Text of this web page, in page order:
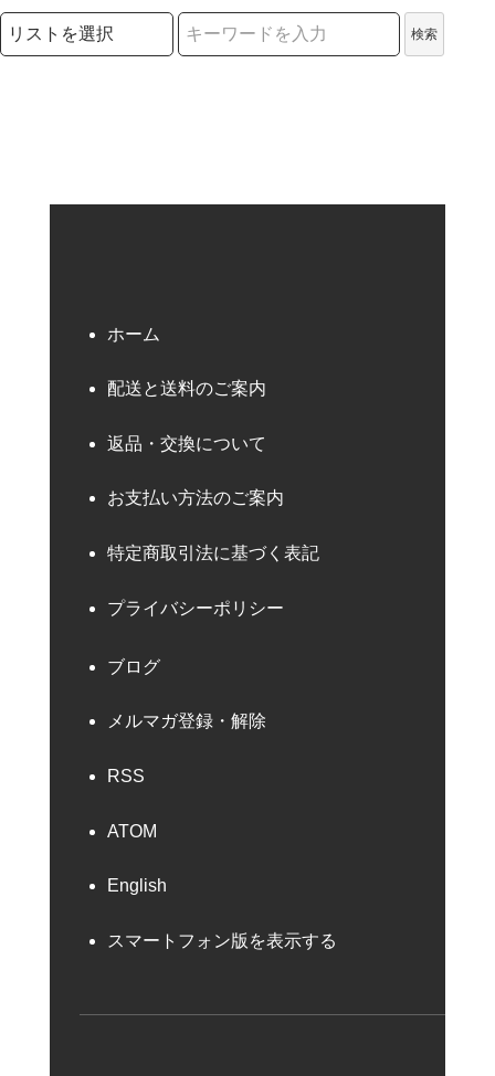
検索リストの選択
検索
ホーム
配送と送料のご案内
返品・交換について
お支払い方法のご案内
特定商取引法に基づく表記
プライバシーポリシー
ブログ
メルマガ登録・解除
RSS
ATOM
English
スマートフォン版を表示する